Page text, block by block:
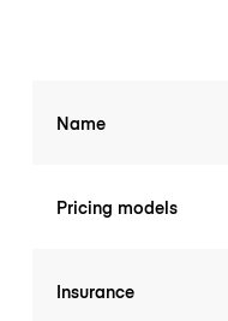
Name
Pricing models
Insurance